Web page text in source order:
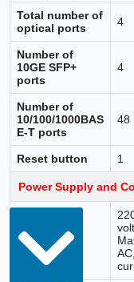
Total number of
optical ports
4
Number of
10GE SFP+
ports
4
Number of
10/100/1000BAS
E-T ports
48
Reset button 1
Power Supply and
Power input